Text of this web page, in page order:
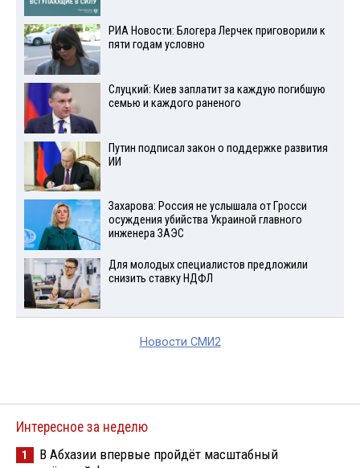
РИА Новости: Блогера Лерчек приговорили к
пяти годам условно
Слуцкий: Киев заплатит за каждую погибшую
семью и каждого раненого
Путин подписал закон о поддержке развития
ИИ
Захарова: Россия не услышала от Гросси
осуждения убийства Украиной главного
инженера ЗАЭС
Для молодых специалистов предложили
снизить ставку НДФЛ
Новости СМИ2
Интересное за неделю
1
В Абхазии впервые пройдёт масштабный